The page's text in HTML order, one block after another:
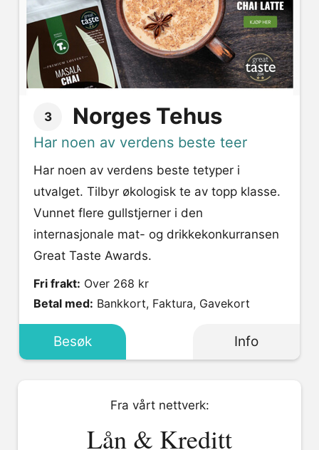
3 Norges Tehus
Har noen av verdens beste teer
Har noen av verdens beste tetyper i
utvalget. Tilbyr økologisk te av topp klasse.
Vunnet flere gullstjerner i den
internasjonale mat- og drikkekonkurransen
Great Taste Awards.
Fri frakt: Over 268 kr
Betal med: Bankkort, Faktura, Gavekort
Besøk Info
Fra vårt nettverk:
Lån & Kreditt